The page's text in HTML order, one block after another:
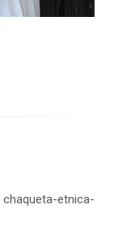
chaqueta-etnica-